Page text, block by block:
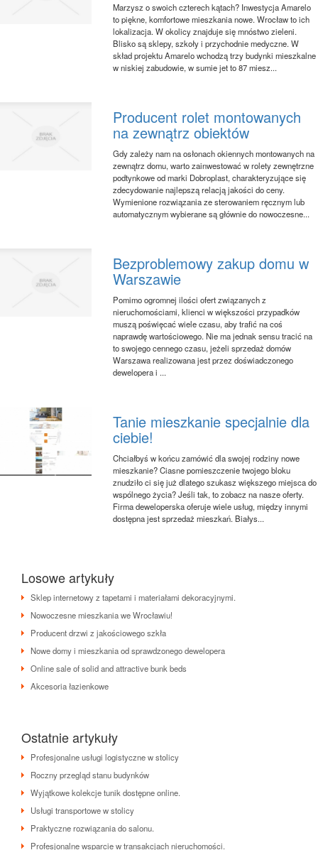
Marzysz o swoich czterech kątach? Inwestycja Amarelo
to piękne, komfortowe mieszkania nowe. Wrocław to ich
lokalizacja. W okolicy znajduje się mnóstwo zieleni.
Blisko są sklepy, szkoły i przychodnie medyczne. W
skład projektu Amarelo wchodzą trzy budynki mieszkalne
w niskiej zabudowie, w sumie jet to 87 miesz...
Producent rolet montowanych
na zewnątrz obiektów
Gdy zależy nam na osłonach okiennych montowanych na
zewnątrz domu, warto zainwestować w rolety zewnętrzne
podtynkowe od marki Dobroplast, charakteryzujące się
zdecydowanie najlepszą relacją jakości do ceny.
Wymienione rozwiązania ze sterowaniem ręcznym lub
automatycznym wybierane są głównie do nowoczesne...
Bezproblemowy zakup domu w
Warszawie
Pomimo ogromnej ilości ofert związanych z
nieruchomościami, klienci w większości przypadków
muszą poświęcać wiele czasu, aby trafić na coś
naprawdę wartościowego. Nie ma jednak sensu tracić na
to swojego cennego czasu, jeżeli sprzedaż domów
Warszawa realizowana jest przez doświadczonego
dewelopera i ...
Tanie mieszkanie specjalnie dla
ciebie!
Chciałbyś w końcu zamówić dla swojej rodziny nowe
mieszkanie? Ciasne pomieszczenie twojego bloku
znudziło ci się już dlatego szukasz większego miejsca do
wspólnego życia? Jeśli tak, to zobacz na nasze oferty.
Firma deweloperska oferuje wiele usług, między innymi
dostępna jest sprzedaż mieszkań. Białys...
Losowe artykuły
Sklep internetowy z tapetami i materiałami dekoracyjnymi.
Nowoczesne mieszkania we Wrocławiu!
Producent drzwi z jakościowego szkła
Nowe domy i mieszkania od sprawdzonego dewelopera
Online sale of solid and attractive bunk beds
Akcesoria łazienkowe
Ostatnie artykuły
Profesjonalne usługi logistyczne w stolicy
Roczny przegląd stanu budynków
Wyjątkowe kolekcje tunik dostępne online.
Usługi transportowe w stolicy
Praktyczne rozwiązania do salonu.
Profesjonalne wsparcie w transakcjach nieruchomości.